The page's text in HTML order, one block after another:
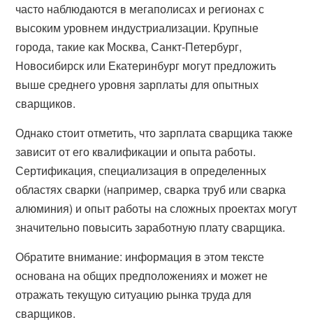
часто наблюдаются в мегаполисах и регионах с
высоким уровнем индустриализации. Крупные
города, такие как Москва, Санкт-Петербург,
Новосибирск или Екатеринбург могут предложить
выше среднего уровня зарплаты для опытных
сварщиков.
Однако стоит отметить, что зарплата сварщика также
зависит от его квалификации и опыта работы.
Сертификация, специализация в определенных
областях сварки (например, сварка труб или сварка
алюминия) и опыт работы на сложных проектах могут
значительно повысить заработную плату сварщика.
Обратите внимание: информация в этом тексте
основана на общих предположениях и может не
отражать текущую ситуацию рынка труда для
сварщиков.